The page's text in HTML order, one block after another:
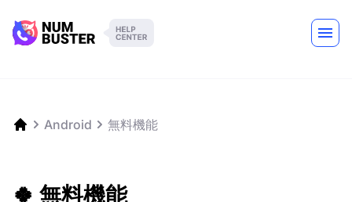
Android 無料機能
🍀 無料機能